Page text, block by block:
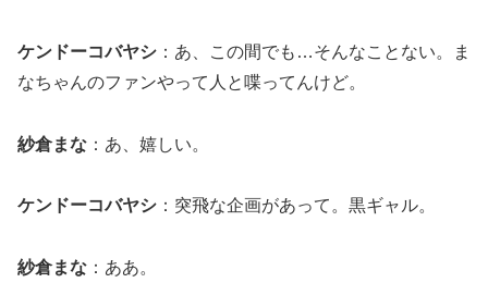
ケンドーコバヤシ ：あ、この間でも…そんなことない。ま
なちゃんのファンやって人と喋ってんけど。
紗倉まな ：あ、嬉しい。
ケンドーコバヤシ ：突飛な企画があって。黒ギャル。
紗倉まな ：ああ。